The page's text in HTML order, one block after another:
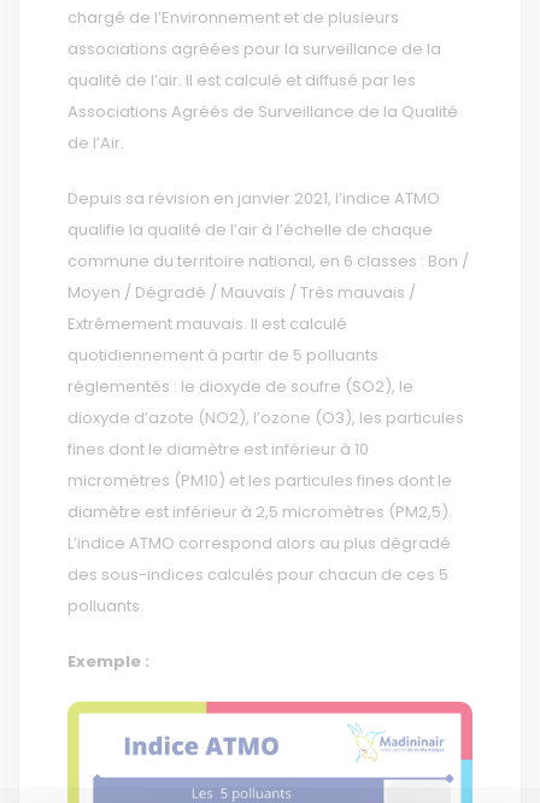
chargé de l’Environnement et de plusieurs
associations agréées pour la surveillance de la
qualité de l’air. Il est calculé et diffusé par les
Associations Agréés de Surveillance de la Qualité
de l’Air.
Depuis sa révision en janvier 2021, l’indice ATMO
qualifie la qualité de l’air à l’échelle de chaque
commune du territoire national, en 6 classes : Bon /
Moyen / Dégradé / Mauvais / Très mauvais /
Extrêmement mauvais. Il est calculé
quotidiennement à partir de 5 polluants
réglementés : le dioxyde de soufre (SO2), le
dioxyde d’azote (NO2), l’ozone (O3), les particules
fines dont le diamètre est inférieur à 10
micromètres (PM10) et les particules fines dont le
diamètre est inférieur à 2,5 micromètres (PM2,5).
L’indice ATMO correspond alors au plus dégradé
des sous-indices calculés pour chacun de ces 5
polluants.
Exemple :